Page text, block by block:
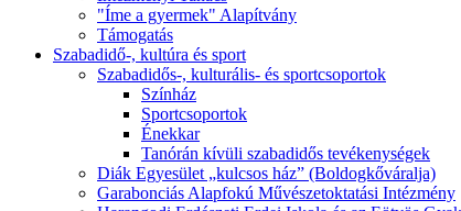
"Íme a gyermek" Alapítvány
Támogatás
Szabadidő-, kultúra és sport
Szabadidős-, kulturális- és sportcsoportok
Színház
Sportcsoportok
Énekkar
Tanórán kívüli szabadidős tevékenységek
Diák Egyesület „kulcsos ház” (Boldogkőváralja)
Garabonciás Alapfokú Művészetoktatási Intézmény